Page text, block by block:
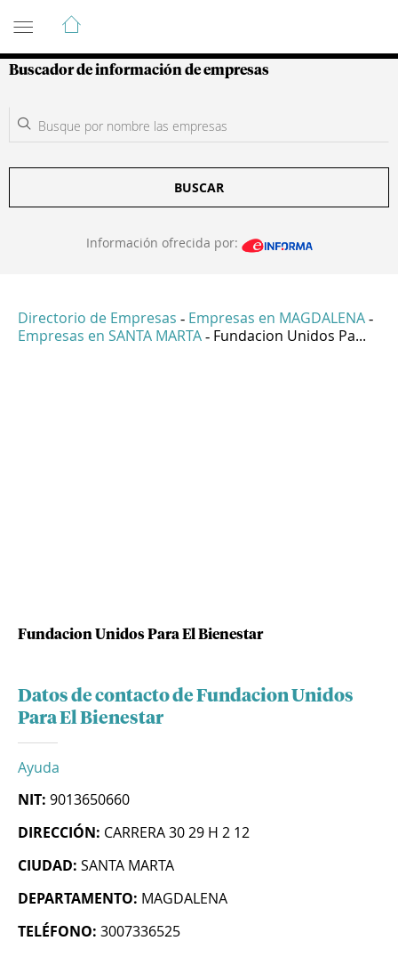
Guía de Empresas Colombianas
Buscador de información de empresas
BUSCAR
Información ofrecida por:
Directorio de Empresas - Empresas en MAGDALENA -
Empresas en SANTA MARTA - Fundacion Unidos Pa...
Fundacion Unidos Para El Bienestar
Datos de contacto de Fundacion Unidos
Para El Bienestar
Ayuda
NIT: 9013650660
DIRECCIÓN: CARRERA 30 29 H 2 12
CIUDAD: SANTA MARTA
DEPARTAMENTO: MAGDALENA
TELÉFONO: 3007336525